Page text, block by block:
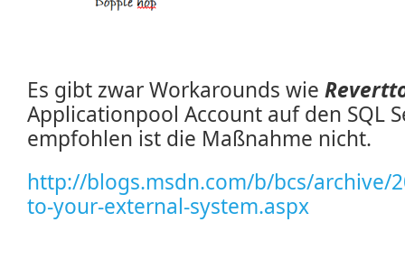
Es gibt zwar Workarounds wie
Applicationpool Account auf den SQL
empfohlen ist die Maßnahme nicht.
http://blogs.msdn.com/b/bcs/archive/
to-your-external-system.aspx